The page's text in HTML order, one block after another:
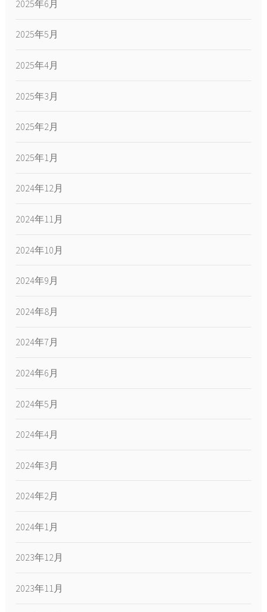
2025年6月
2025年5月
2025年4月
2025年3月
2025年2月
2025年1月
2024年12月
2024年11月
2024年10月
2024年9月
2024年8月
2024年7月
2024年6月
2024年5月
2024年4月
2024年3月
2024年2月
2024年1月
2023年12月
2023年11月